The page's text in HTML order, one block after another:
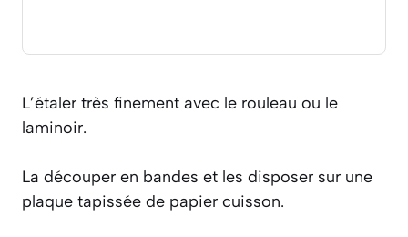
L’étaler très finement avec le rouleau ou le
laminoir.
La découper en bandes et les disposer sur une
plaque tapissée de papier cuisson.